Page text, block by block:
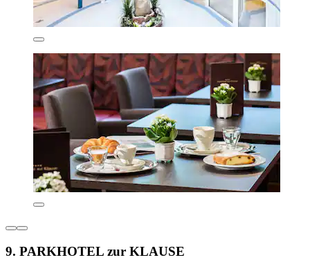
9. PARKHOTEL zur KLAUSE